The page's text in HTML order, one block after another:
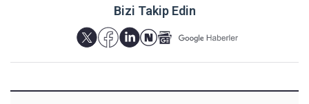
Bizi Takip Edin